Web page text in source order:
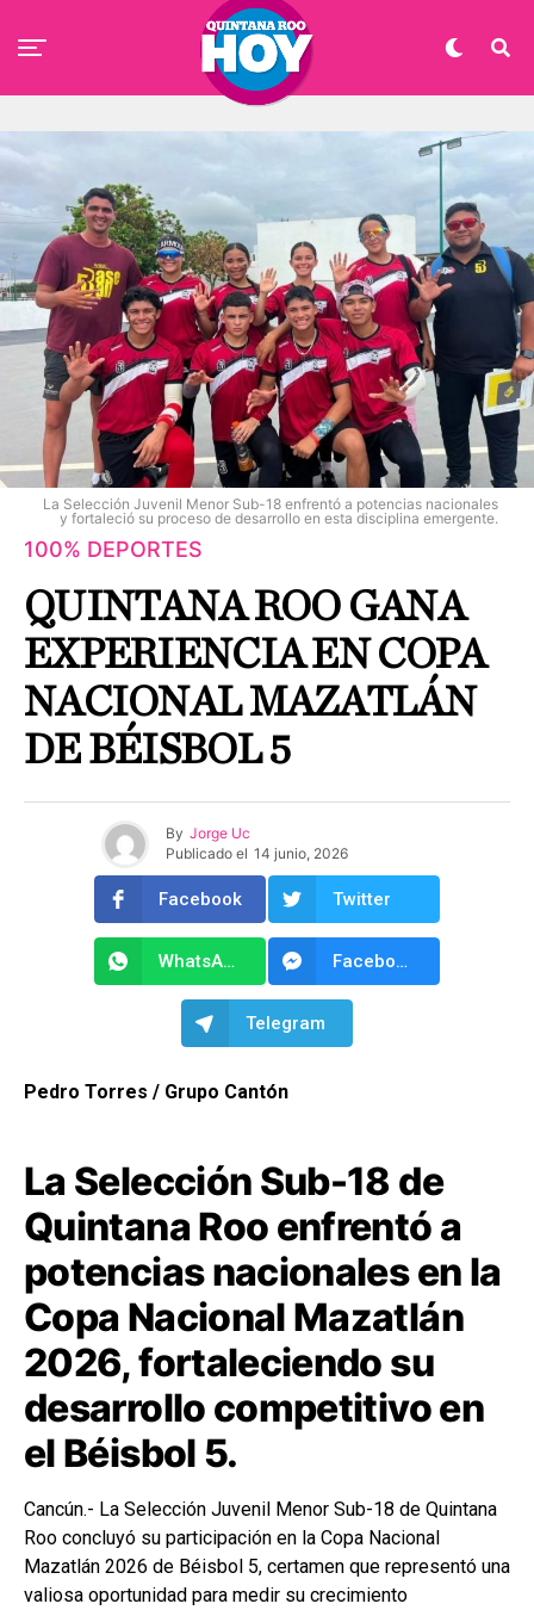
La Selección Juvenil Menor Sub-18 enfrentó a potencias nacionales
y fortaleció su proceso de desarrollo en esta disciplina emergente.
100% DEPORTES
QUINTANA ROO GANA
EXPERIENCIA EN COPA
NACIONAL MAZATLÁN
DE BÉISBOL 5
By Jorge Uc
Publicado el 14 junio, 2026
Facebook Twitter
WhatsApp Facebook Messenger
Telegram
Pedro Torres / Grupo Cantón
La Selección Sub-18 de
Quintana Roo enfrentó a
potencias nacionales en la
Copa Nacional Mazatlán
2026, fortaleciendo su
desarrollo competitivo en
el Béisbol 5.
Cancún.- La Selección Juvenil Menor Sub-18 de Quintana
Roo concluyó su participación en la Copa Nacional
Mazatlán 2026 de Béisbol 5, certamen que representó una
valiosa oportunidad para medir su crecimiento